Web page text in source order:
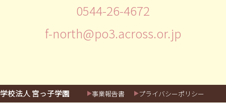
0544-26-4672
f-north@po3.across.or.jp
学校法人 宮っ子学園 事業報告書 プライバシーポリシー